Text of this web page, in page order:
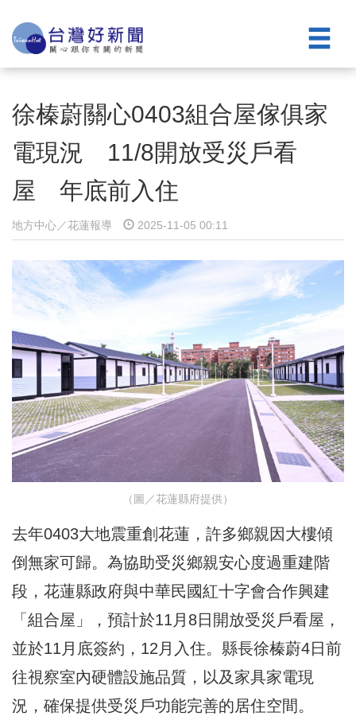
徐榛蔚關心0403組合屋傢俱家
電現況 11/8開放受災戶看
屋 年底前入住
地方中心／花蓮報導 2025-11-05 00:11
（圖／花蓮縣府提供）
去年0403大地震重創花蓮，許多鄉親因大樓傾
倒無家可歸。為協助受災鄉親安心度過重建階
段，花蓮縣政府與中華民國紅十字會合作興建
「組合屋」，預計於11月8日開放受災戶看屋，
並於11月底簽約，12月入住。縣長徐榛蔚4日前
往視察室內硬體設施品質，以及家具家電現
況，確保提供受災戶功能完善的居住空間。